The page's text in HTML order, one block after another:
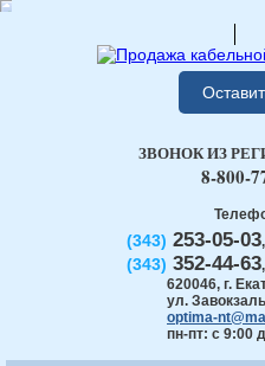
(343) 253-05-03,
(343) 352-44-63,
620046, г.
ул.
optima-
пн-пт: с 9:00
ЗВОНОК ИЗ
8-800-